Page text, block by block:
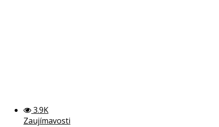
3.9K
Zaujímavosti